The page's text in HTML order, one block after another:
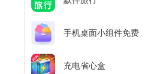
手机桌面小组件免费
充电省心盒